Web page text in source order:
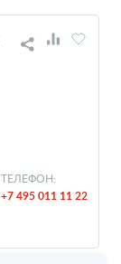
ТЕЛЕФОН:
+7 495 011 11 22